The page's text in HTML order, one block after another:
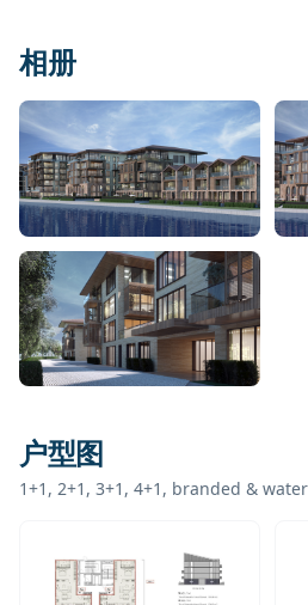
显示地图
在
获取路线
相册
户型图
1+1, 2+1, 3+1, 4+1, branded &